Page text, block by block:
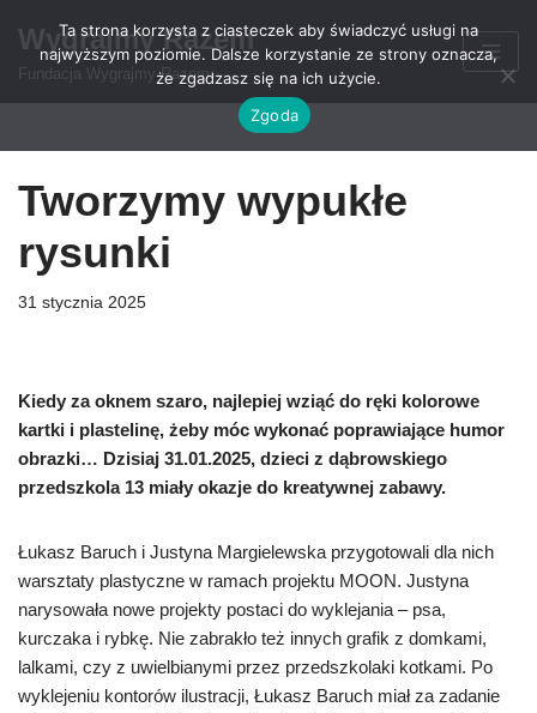
Przejdź
Wygrajmy Razem
Fundacja Wygrajmy Razem
Tworzymy wypukłe
rysunki
31 stycznia 2025
Kiedy za oknem szaro, najlepiej wziąć do ręki kolorowe
kartki i plastelinę, żeby móc wykonać poprawiające humor
obrazki… Dzisiaj 31.01.2025, dzieci z dąbrowskiego
przedszkola 13 miały okazje do kreatywnej zabawy.
Łukasz Baruch i Justyna Margielewska przygotowali dla nich
warsztaty plastyczne w ramach projektu MOON. Justyna
narysowała nowe projekty postaci do wyklejania – psa,
kurczaka i rybkę. Nie zabrakło też innych grafik z domkami,
lalkami, czy z uwielbianymi przez przedszkolaki kotkami. Po
wyklejeniu kontorów ilustracji, Łukasz Baruch miał za zadanie
Ta strona korzysta z ciasteczek aby świadczyć usługi na
najwyższym poziomie. Dalsze korzystanie ze strony oznacza,
że zgadzasz się na ich użycie.
Zgoda